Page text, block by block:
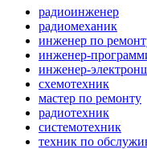
радиоинженер
радиомеханик
инженер по
инженер-
инженер-
схемотехник
мастер по ремонту
радиотехник
системотехник
техник по